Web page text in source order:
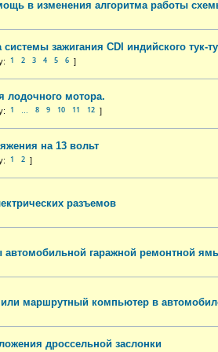
в изменения алгоритма работы
системы зажигания CDI индийского тук-
1 2 3 4 5 6
лодочного мотора.
1 8 9 10 11 12
на 13 вольт
1 2
разъемов
гаражной ремонтной
маршрутный компьютер в
дроссельной заслонки